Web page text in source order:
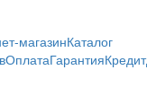
магазинКаталог
ОплатаГарантияКредит